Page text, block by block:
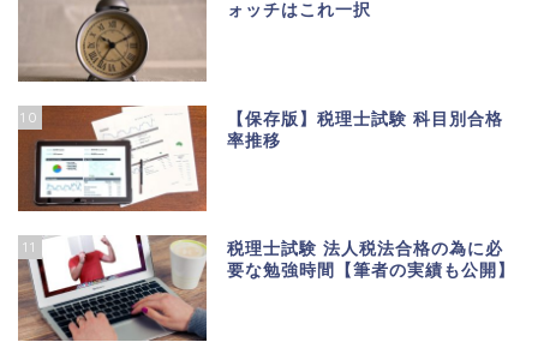
ォッチはこれ一択
10
【保存版】税理士試験 科目別合格
率推移
11
税理士試験 法人税法合格の為に必
要な勉強時間【筆者の実績も公開】